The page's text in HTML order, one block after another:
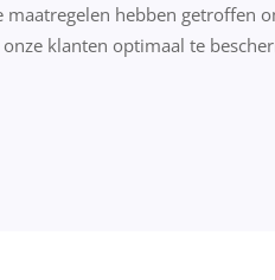
hebben getroffen
klanten optimaal te